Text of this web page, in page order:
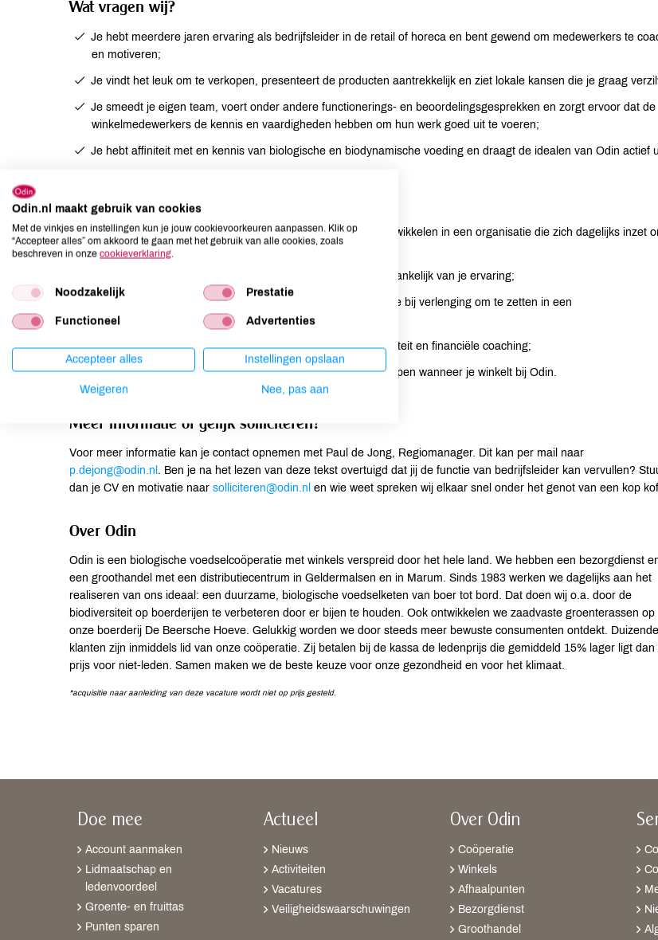
Wat vragen wij?
Je hebt meerdere jaren ervaring als bedrijfsleider in de retail of horeca en bent gewend om medewerkers te
en motiveren;
Je vindt het leuk om te verkopen, presenteert de producten aantrekkelijk en ziet lokale kansen die je graag
Je smeedt je eigen team, voert onder andere functionerings- en beoordelingsgesprekken en zorgt ervoor dat de
winkelmedewerkers de kennis en vaardigheden hebben om hun werk goed uit te voeren;
Je hebt affiniteit met en kennis van biologische en biodynamische voeding en draagt de idealen van Odin actief
Wat bieden wij?
Wij bieden een functie waar je je leiderschap verder kunt ontwikkelen in een organisatie die zich dagelijks inzet
idealen te verwezenlijken;
Salaris tussen de € €3.900 en €4.395 bruto (obv. 37 uur) afhankelijk van je ervaring;
Een arbeidsovereenkomst voor een jaar, met de intentie deze bij verlenging om te zetten in een
arbeidsovereenkomst voor onbepaalde tijd;
Toegang tot OpenUp – het online platform voor mentale vitaliteit en financiële coaching;
Secundaire voorwaarden zoals 20% korting op je boodschappen wanneer je winkelt bij Odin.
Meer informatie of gelijk solliciteren?
Voor meer informatie kan je contact opnemen met Paul de Jong, Regiomanager. Dit kan per mail naar
p.dejong@odin.nl . Ben je na het lezen van deze tekst overtuigd dat jij de functie van bedrijfsleider kan vervullen?
dan je CV en motivatie naar solliciteren@odin.nl en wie weet spreken wij elkaar snel onder het genot van een kop
Over Odin
Odin is een biologische voedselcoöperatie met winkels verspreid door het hele land. We hebben een bezorgdienst
een groothandel met een distributiecentrum in Geldermalsen en in Marum. Sinds 1983 werken we dagelijks aan het
realiseren van ons ideaal: een duurzame, biologische voedselketen van boer tot bord. Dat doen wij o.a. door de
biodiversiteit op boerderijen te verbeteren door er bijen te houden. Ook ontwikkelen we zaadvaste groenterassen op
onze boerderij De Beersche Hoeve. Gelukkig worden we door steeds meer bewuste consumenten ontdekt.
klanten zijn inmiddels lid van onze coöperatie. Zij betalen bij de kassa de ledenprijs die gemiddeld 15% lager ligt dan
prijs voor niet-leden. Samen maken we de beste keuze voor onze gezondheid en voor het klimaat.
*acquisitie naar aanleiding van deze vacature wordt niet op prijs gesteld.
Doe mee
Account aanmaken
Lidmaatschap en
ledenvoordeel
Groente- en fruittas
Punten sparen
Actueel
Nieuws
Activiteiten
Vacatures
Veiligheidswaarschuwingen
Over Odin
Coöperatie
Winkels
Afhaalpunten
Bezorgdienst
Groothandel
Odin.nl maakt gebruik van cookies
Met de vinkjes en instellingen kun je jouw cookievoorkeuren aanpassen. Klik op
“Accepteer alles” om akkoord te gaan met het gebruik van alle cookies, zoals
beschreven in onze cookieverklaring.
Noodzakelijk Prestatie
Functioneel Advertenties
Accepteer alles Instellingen opslaan
Weigeren Nee, pas aan